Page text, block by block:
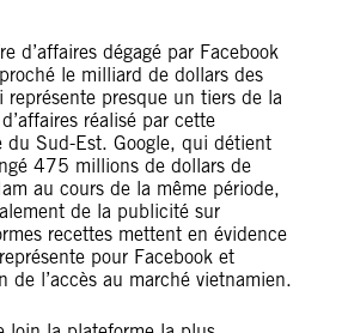
d’affaires dégagé par Facebook
le milliard de dollars des
presque un tiers de la
réalisé par cette
du Sud-Est. Google, qui détient
475 millions de dollars de
au cours de la même période,
de la publicité sur
recettes mettent en évidence
pour Facebook et
de l’accès au marché vietnamien.